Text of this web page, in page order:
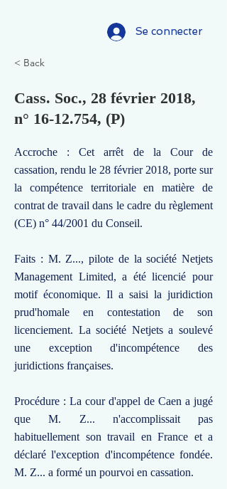
Se connecter
< Back
Cass. Soc., 28 février 2018,
n° 16-12.754, (P)
Accroche : Cet arrêt de la Cour de
cassation, rendu le 28 février 2018, porte sur
la compétence territoriale en matière de
contrat de travail dans le cadre du règlement
(CE) n° 44/2001 du Conseil.
Faits : M. Z..., pilote de la société Netjets
Management Limited, a été licencié pour
motif économique. Il a saisi la juridiction
prud'homale en contestation de son
licenciement. La société Netjets a soulevé
une exception d'incompétence des
juridictions françaises.
Procédure : La cour d'appel de Caen a jugé
que M. Z... n'accomplissait pas
habituellement son travail en France et a
déclaré l'exception d'incompétence fondée.
M. Z... a formé un pourvoi en cassation.